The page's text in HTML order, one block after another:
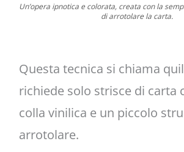
Un’opera ipnotica e colorata, creata con la
di arrotolare la carta.
Questa tecnica si chiama
richiede solo strisce di carta
colla vinilica e un piccolo
arrotolare.